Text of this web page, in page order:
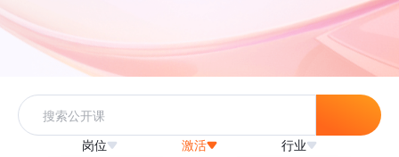
岗位 激活 行业